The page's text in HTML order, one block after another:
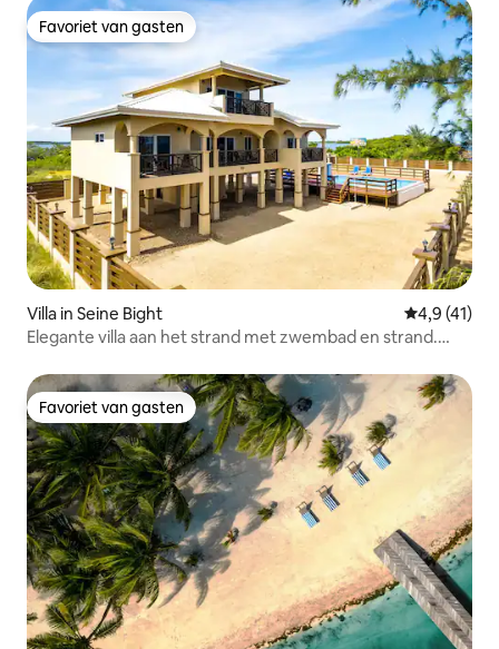
Favoriet van gasten
Favoriet van gasten
Villa in Seine Bight
4,9 (41)
Elegante villa aan het strand met zwembad en strand.
Favoriet van gasten
Favoriet van gasten